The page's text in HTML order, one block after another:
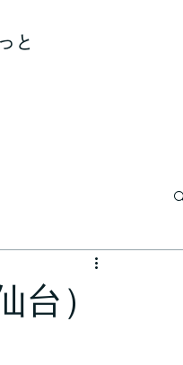
と
）